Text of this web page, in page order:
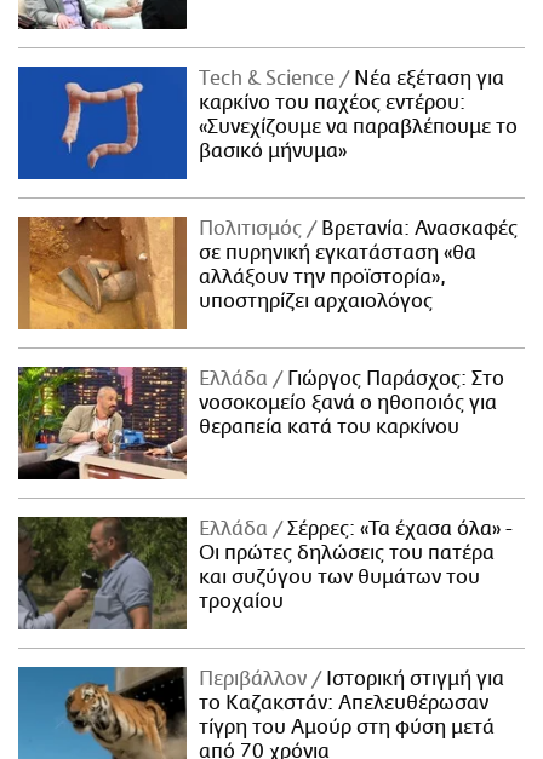
Τech & Science
Νέα εξέταση για
καρκίνο του παχέος εντέρου:
«Συνεχίζουμε να παραβλέπουμε το
βασικό μήνυμα»
Πολιτισμός
Βρετανία: Ανασκαφές
σε πυρηνική εγκατάσταση «θα
αλλάξουν την προϊστορία»,
υποστηρίζει αρχαιολόγος
Ελλάδα
Γιώργος Παράσχος: Στο
νοσοκομείο ξανά ο ηθοποιός για
θεραπεία κατά του καρκίνου
Ελλάδα
Σέρρες: «Τα έχασα όλα» -
Οι πρώτες δηλώσεις του πατέρα
και συζύγου των θυμάτων του
τροχαίου
Περιβάλλον
Ιστορική στιγμή για
το Καζακστάν: Απελευθέρωσαν
τίγρη του Αμούρ στη φύση μετά
από 70 χρόνια